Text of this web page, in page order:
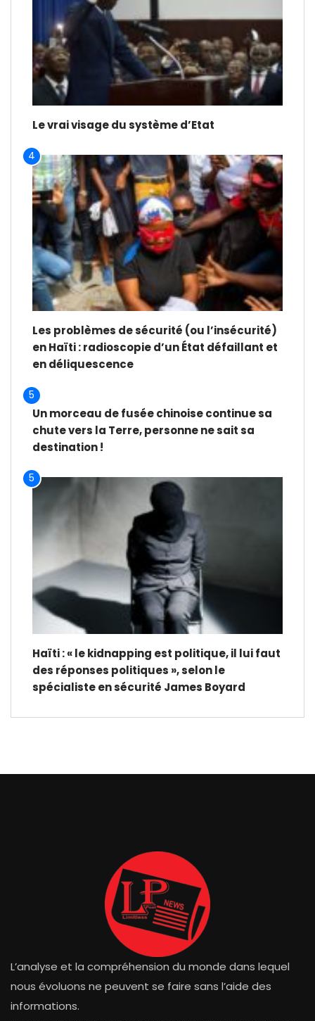
Le vrai visage du système d’Etat
4
Les problèmes de sécurité (ou l’insécurité)
en Haïti : radioscopie d’un État défaillant et
en déliquescence
5
Un morceau de fusée chinoise continue sa
chute vers la Terre, personne ne sait sa
destination !
5
Haïti : « le kidnapping est politique, il lui faut
des réponses politiques », selon le
spécialiste en sécurité James Boyard
L’analyse et la compréhension du monde dans lequel
nous évoluons ne peuvent se faire sans l’aide des
informations.